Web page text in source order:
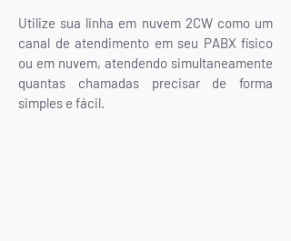
Utilize sua linha em nuvem 2CW como um
canal de atendimento em seu PABX físico
ou em nuvem, atendendo simultaneamente
quantas chamadas precisar de forma
simples e fácil.